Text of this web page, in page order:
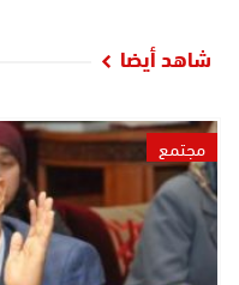
شاهد أيضا
مجتمع